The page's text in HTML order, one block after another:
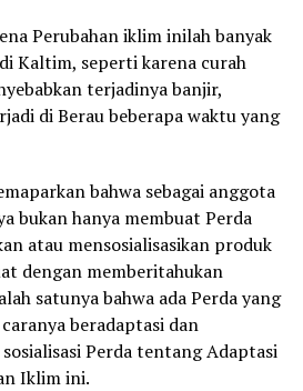
Perubahan iklim inilah banyak
Kaltim, seperti karena curah
terjadinya banjir,
di Berau beberapa waktu yang
bahwa sebagai anggota
bukan hanya membuat Perda
atau mensosialisasikan produk
dengan memberitahukan
satunya bahwa ada Perda yang
beradaptasi dan
Perda tentang Adaptasi
Iklim ini.